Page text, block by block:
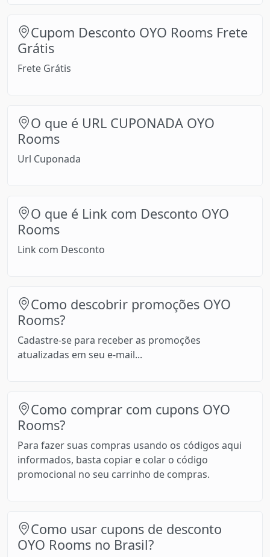
Cupom Desconto OYO Rooms Frete
Grátis
Frete Grátis
O que é URL CUPONADA OYO
Rooms
Url Cuponada
O que é Link com Desconto OYO
Rooms
Link com Desconto
Como descobrir promoções OYO
Rooms?
Cadastre-se para receber as promoções
atualizadas em seu e-mail...
Como comprar com cupons OYO
Rooms?
Para fazer suas compras usando os códigos aqui
informados, basta copiar e colar o código
promocional no seu carrinho de compras.
Como usar cupons de desconto
OYO Rooms no Brasil?